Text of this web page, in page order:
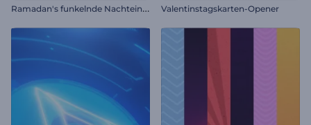
R
amadan's funkelnde Nachteinführung Valentinstagskarten-Opener